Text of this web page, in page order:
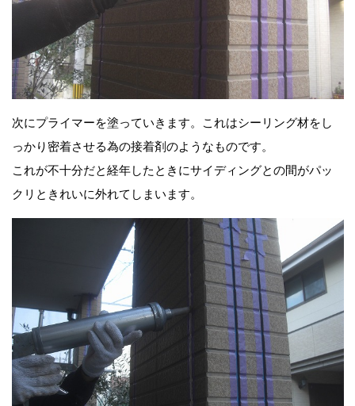
次にプライマーを塗っていきます。これはシーリング材をし
っかり密着させる為の接着剤のようなものです。
これが不十分だと経年したときにサイディングとの間がパッ
クリときれいに外れてしまいます。